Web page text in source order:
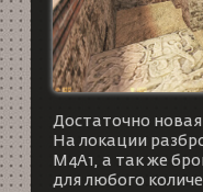
Достаточно
На локации
M4A1, а так же
для любого